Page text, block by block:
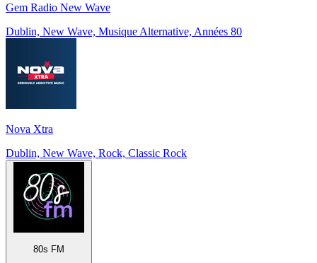
Gem Radio New Wave
Dublin, New Wave, Musique Alternative, Années 80
Nova Xtra
Dublin, New Wave, Rock, Classic Rock
80s FM